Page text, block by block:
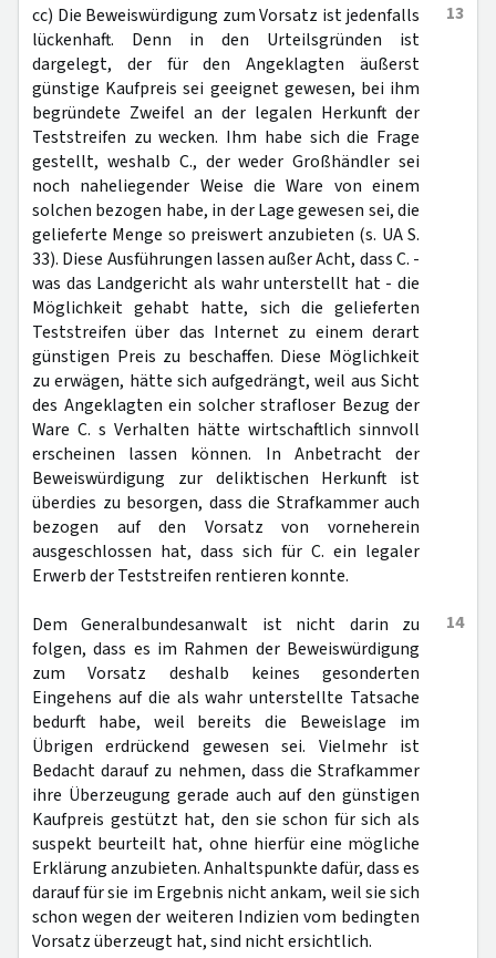
13
cc) Die Beweiswürdigung zum Vorsatz ist jedenfalls
lückenhaft. Denn in den Urteilsgründen ist
dargelegt, der für den Angeklagten äußerst
günstige Kaufpreis sei geeignet gewesen, bei ihm
begründete Zweifel an der legalen Herkunft der
Teststreifen zu wecken. Ihm habe sich die Frage
gestellt, weshalb C., der weder Großhändler sei
noch naheliegender Weise die Ware von einem
solchen bezogen habe, in der Lage gewesen sei, die
gelieferte Menge so preiswert anzubieten (s. UA S.
33). Diese Ausführungen lassen außer Acht, dass C. -
was das Landgericht als wahr unterstellt hat - die
Möglichkeit gehabt hatte, sich die gelieferten
Teststreifen über das Internet zu einem derart
günstigen Preis zu beschaffen. Diese Möglichkeit
zu erwägen, hätte sich aufgedrängt, weil aus Sicht
des Angeklagten ein solcher strafloser Bezug der
Ware C. s Verhalten hätte wirtschaftlich sinnvoll
erscheinen lassen können. In Anbetracht der
Beweiswürdigung zur deliktischen Herkunft ist
überdies zu besorgen, dass die Strafkammer auch
bezogen auf den Vorsatz von vorneherein
ausgeschlossen hat, dass sich für C. ein legaler
Erwerb der Teststreifen rentieren konnte.
14
Dem Generalbundesanwalt ist nicht darin zu
folgen, dass es im Rahmen der Beweiswürdigung
zum Vorsatz deshalb keines gesonderten
Eingehens auf die als wahr unterstellte Tatsache
bedurft habe, weil bereits die Beweislage im
Übrigen erdrückend gewesen sei. Vielmehr ist
Bedacht darauf zu nehmen, dass die Strafkammer
ihre Überzeugung gerade auch auf den günstigen
Kaufpreis gestützt hat, den sie schon für sich als
suspekt beurteilt hat, ohne hierfür eine mögliche
Erklärung anzubieten. Anhaltspunkte dafür, dass es
darauf für sie im Ergebnis nicht ankam, weil sie sich
schon wegen der weiteren Indizien vom bedingten
Vorsatz überzeugt hat, sind nicht ersichtlich.